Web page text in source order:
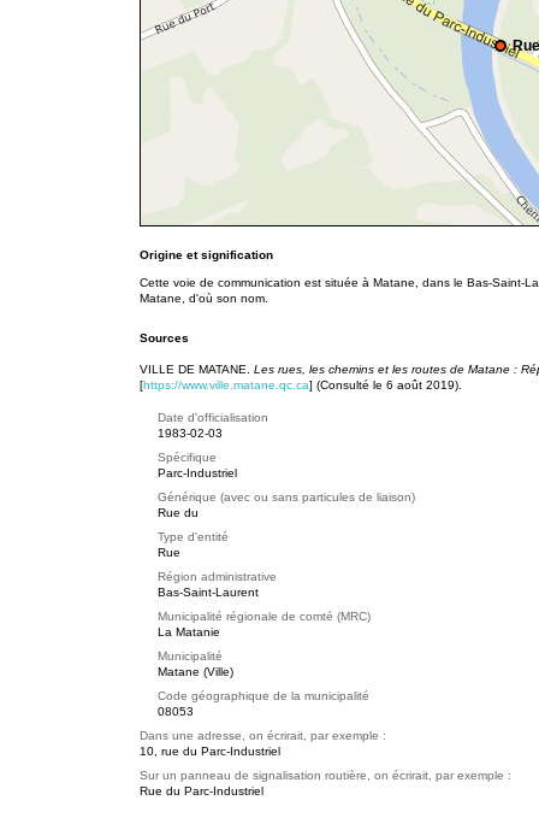
Origine et signification
Cette voie de communication est située à Matane, dans le Bas-Saint-
Matane, d'où son nom.
Sources
VILLE DE MATANE. Les rues, les chemins et les routes de Matane :
[https://www.ville.matane.qc.ca] (Consulté le 6 août 2019).
Date d'officialisation
1983-02-03
Spécifique
Parc-Industriel
Générique (avec ou sans particules de liaison)
Rue du
Type d'entité
Rue
Région administrative
Bas-Saint-Laurent
Municipalité régionale de comté (MRC)
La Matanie
Municipalité
Matane (Ville)
Code géographique de la municipalité
08053
Dans une adresse, on écrirait, par exemple :
10, rue du Parc-Industriel
Sur un panneau de signalisation routière, on écrirait, par exemple :
Rue du Parc-Industriel